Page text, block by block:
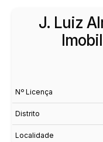
J. Luiz
Nº Licença
Distrito
Localidade